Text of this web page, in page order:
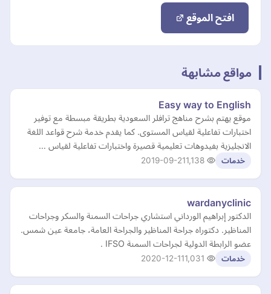
افتح الموقع
مواقع مشابهة
Easy way to English
موقع يهتم بشرح مناهج ترافلر السعودية بطريقة مبسطة مع توفير
اختبارات تفاعلية لقياس المستوى. كما يقدم خدمة شرح قواعد اللغة
الانجليزية بفيدوهات تعليمية قصيرة واختبارات تفاعلية لقياس …
خدمات 2019-09-21
wardanyclinic
الدكتور إبراهيم الورداني استشاري جراحات السمنة والسكر وجراحات
المناظير. دكتوراه جراحة المناظير والجراحة العامة، جامعة عين شمس.
عضو الرابطة الدولية لجراحات السمنة IFSO .
خدمات 2020-12-11